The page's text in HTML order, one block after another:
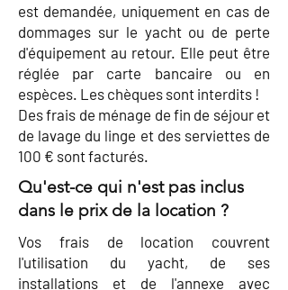
est demandée, uniquement en cas de
dommages sur le yacht ou de perte
d'équipement au retour. Elle peut être
réglée par carte bancaire ou en
espèces. Les chèques sont interdits !
Des frais de ménage de fin de séjour et
de lavage du linge et des serviettes de
100 € sont facturés.
Qu'est-ce qui n'est pas inclus
dans le prix de la location ?
Vos frais de location couvrent
l'utilisation du yacht, de ses
installations et de l'annexe avec